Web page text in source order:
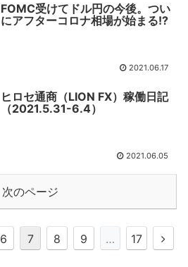
FOMC受けてドル円の今後。つい
にアフターコロナ相場が始まる!?
2021.06.17
ヒロセ通商（LION FX）稼働日記
（2021.5.31-6.4）
2021.06.05
次のページ
6 7 8 9 … 17